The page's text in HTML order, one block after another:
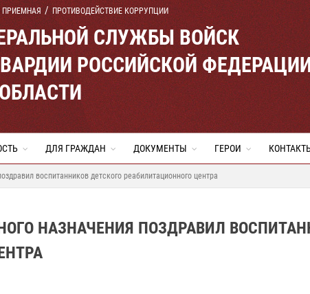
ПРИЕМНАЯ ПРОТИВОДЕЙСТВИЕ КОРРУПЦИИ
СЛУЖБЫ ВОЙСК
РОССИЙСКОЙ
ДЛЯ ГРАЖДАН ДОКУМЕНТЫ ГЕРОИ
воспитанников детского реабилитационного центра
НАЗНАЧЕНИЯ ПОЗДРАВИЛ